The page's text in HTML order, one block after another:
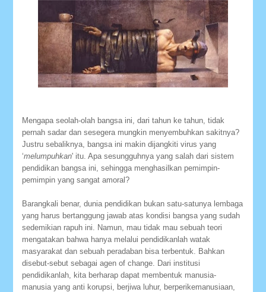
Mengapa seolah-olah bangsa ini, dari tahun ke tahun, tidak
pernah sadar dan sesegera mungkin menyembuhkan sakitnya?
Justru sebaliknya, bangsa ini makin dijangkiti virus yang
‘melumpuhkan' itu. Apa sesungguhnya yang salah dari sistem
pendidikan bangsa ini, sehingga menghasilkan pemimpin-
pemimpin yang sangat amoral?
Barangkali benar, dunia pendidikan bukan satu-satunya lembaga
yang harus bertanggung jawab atas kondisi bangsa yang sudah
sedemikian rapuh ini. Namun, mau tidak mau sebuah teori
mengatakan bahwa hanya melalui pendidikanlah watak
masyarakat dan sebuah peradaban bisa terbentuk. Bahkan
disebut-sebut sebagai agen of change. Dari institusi
pendidikanlah, kita berharap dapat membentuk manusia-
manusia yang anti korupsi, berjiwa luhur, berperikemanusiaan,